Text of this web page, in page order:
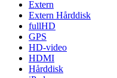
Extern
Extern Hårddisk
fullHD
GPS
HD-video
HDMI
Hårddisk